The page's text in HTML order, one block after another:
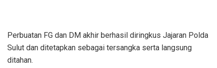
Perbuatan FG dan DM akhir berhasil diringkus Jajaran Polda
Sulut dan ditetapkan sebagai tersangka serta langsung
ditahan.